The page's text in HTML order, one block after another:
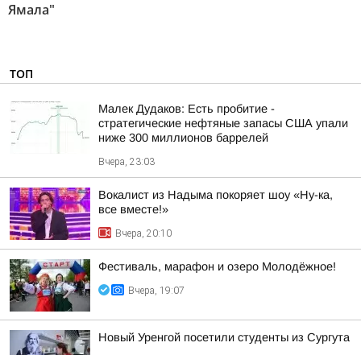
Ямала"
ТОП
Малек Дудаков: Есть пробитие -
стратегические нефтяные запасы США упали
ниже 300 миллионов баррелей
Вчера, 23:03
Вокалист из Надыма покоряет шоу «Ну-ка,
все вместе!»
Вчера, 20:10
Фестиваль, марафон и озеро Молодёжное!
Вчера, 19:07
Новый Уренгой посетили студенты из Сургута